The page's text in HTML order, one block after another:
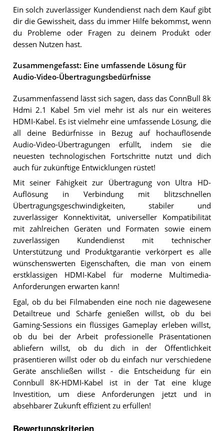
Ein solch zuverlässiger Kundendienst nach dem Kauf gibt
dir die Gewissheit, dass du immer Hilfe bekommst, wenn
du Probleme oder Fragen zu deinem Produkt oder
dessen Nutzen hast.
Zusammengefasst: Eine umfassende Lösung für
Audio-Video-Übertragungsbedürfnisse
Zusammenfassend lässt sich sagen, dass das ConnBull 8k
Hdmi 2.1 Kabel 5m viel mehr ist als nur ein weiteres
HDMI-Kabel. Es ist vielmehr eine umfassende Lösung, die
all deine Bedürfnisse in Bezug auf hochauflösende
Audio-Video-Übertragungen erfüllt, indem sie die
neuesten technologischen Fortschritte nutzt und dich
auch für zukünftige Entwicklungen rüstet!
Mit seiner Fähigkeit zur Übertragung von Ultra HD-
Auflösung in Verbindung mit blitzschnellen
Übertragungsgeschwindigkeiten, stabiler und
zuverlässiger Konnektivität, universeller Kompatibilität
mit zahlreichen Geräten und Formaten sowie einem
zuverlässigen Kundendienst mit technischer
Unterstützung und Produktgarantie verkörpert es alle
wünschenswerten Eigenschaften, die man von einem
erstklassigen HDMI-Kabel für moderne Multimedia-
Anforderungen erwarten kann!
Egal, ob du bei Filmabenden eine noch nie dagewesene
Detailtreue und Schärfe genießen willst, ob du bei
Gaming-Sessions ein flüssiges Gameplay erleben willst,
ob du bei der Arbeit professionelle Präsentationen
abliefern willst, ob du dich in der Öffentlichkeit
präsentieren willst oder ob du einfach nur verschiedene
Geräte anschließen willst - die Entscheidung für ein
Connbull 8K-HDMI-Kabel ist in der Tat eine kluge
Investition, um diese Anforderungen jetzt und in
absehbarer Zukunft effizient zu erfüllen!